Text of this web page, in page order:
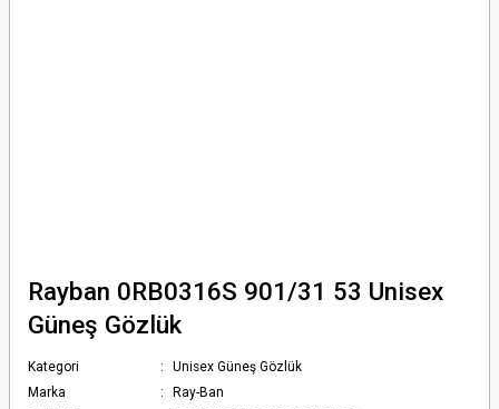
Rayban 0RB0316S 901/31 53 Unisex
Güneş Gözlük
Kategori
Unisex Güneş Gözlük
Marka
Ray-Ban